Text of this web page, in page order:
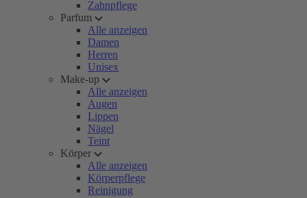
Zahnpflege
Parfum
Alle anzeigen
Damen
Herren
Unisex
Make-up
Alle anzeigen
Augen
Lippen
Nägel
Teint
Körper
Alle anzeigen
Körperpflege
Reinigung